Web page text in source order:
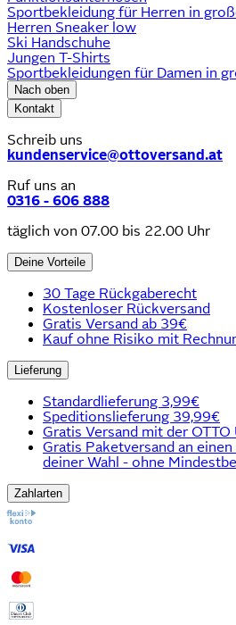
Sportbekleidung für Herren in
Herren Sneaker low
Ski Handschuhe
Jungen T-Shirts
Sportbekleidungen für Damen in
Nach oben
Kontakt
Schreib uns
kundenservice@ottoversand.at
Ruf uns an
0316 - 606 888
täglich von 07.00 bis 22.00 Uhr
Deine Vorteile
30 Tage Rückgaberecht
Kostenloser Rückversand
Gratis Versand ab 39€
Kauf ohne Risiko mit
Lieferung
Standardlieferung 3,99€
Speditionslieferung 39,99€
Gratis Versand mit der
Gratis Paketversand an
deiner Wahl - ohne
Zahlarten